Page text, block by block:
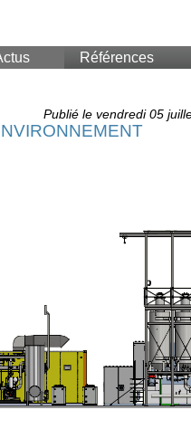
Références
Publié le vendredi 05